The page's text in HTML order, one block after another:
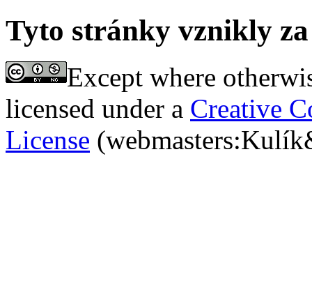
Tyto stránky vznikly
Except where
licensed under a Creative
License